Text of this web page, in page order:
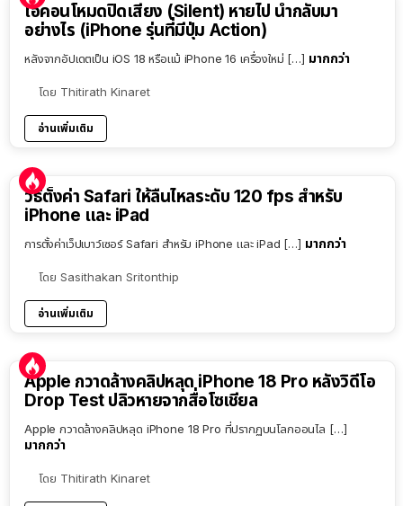
ไอคอนโหมดปิดเสียง (Silent) หายไป นำกลับมา
อย่างไร (iPhone รุ่นที่มีปุ่ม Action)
หลังจากอัปเดตเป็น iOS 18 หรือแม้ iPhone 16 เครื่องใหม่ […] มากกว่า
โดย Thitirath Kinaret
อ่านเพิ่มเติม
วิธีตั้งค่า Safari ให้ลื่นไหลระดับ 120 fps สำหรับ
iPhone และ iPad
การตั้งค่าเว็ปเบาว์เซอร์ Safari สำหรับ iPhone และ iPad […] มากกว่า
โดย Sasithakan Sritonthip
อ่านเพิ่มเติม
Apple กวาดล้างคลิปหลุด iPhone 18 Pro หลังวิดีโอ
Drop Test ปลิวหายจากสื่อโซเชียล
Apple กวาดล้างคลิปหลุด iPhone 18 Pro ที่ปรากฏบนโลกออนไล […]
มากกว่า
โดย Thitirath Kinaret